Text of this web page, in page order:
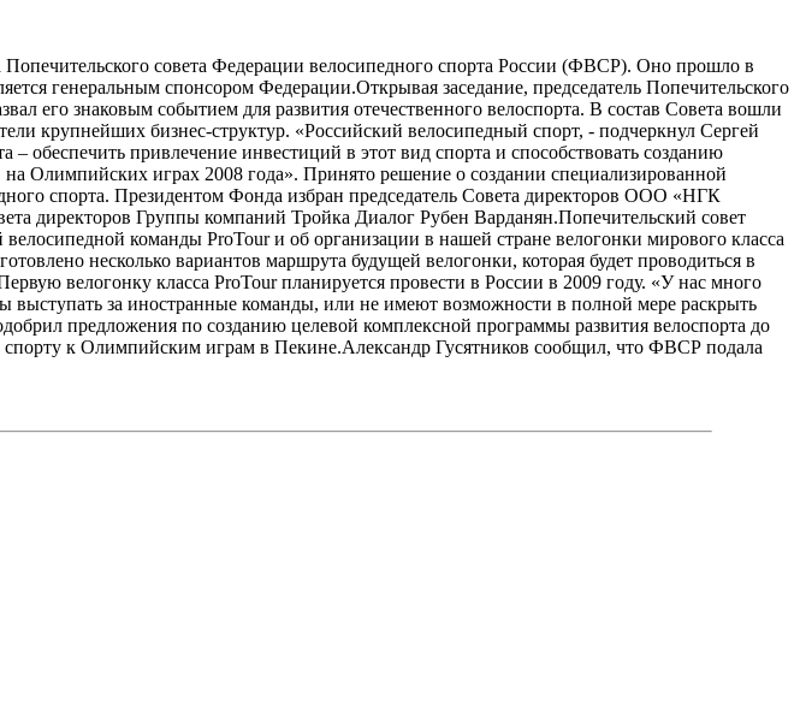
Попечительского совета Федерации велосипедного спорта России (ФВСР). Оно прошло в
генеральным спонсором Федерации.Открывая заседание, председатель Попечительского
его знаковым событием для развития отечественного велоспорта. В состав Совета вошли
крупнейших бизнес-структур. «Российский велосипедный спорт, - подчеркнул Сергей
обеспечить привлечение инвестиций в этот вид спорта и способствовать созданию
Олимпийских играх 2008 года». Принято решение о создании специализированной
спорта. Президентом Фонда избран председатель Совета директоров ООО «НГК
директоров Группы компаний Тройка Диалог Рубен Варданян.Попечительский совет
команды ProTour и об организации в нашей стране велогонки мирового класса
несколько вариантов маршрута будущей велогонки, которая будет проводиться в
велогонку класса ProTour планируется провести в России в 2009 году. «У нас много
за иностранные команды, или не имеют возможности в полной мере раскрыть
предложения по созданию целевой комплексной программы развития велоспорта до
к Олимпийским играм в Пекине.Александр Гусятников сообщил, что ФВСР подала